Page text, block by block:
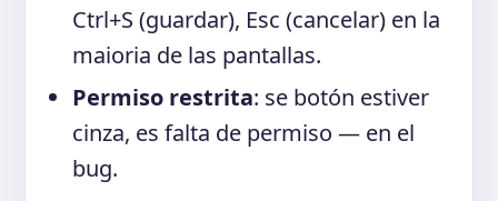
Ctrl+S (guardar), Esc (cancelar) en la
maioria de las pantallas.
Permiso restrita: se botón estiver
cinza, es falta de permiso — en el
bug.